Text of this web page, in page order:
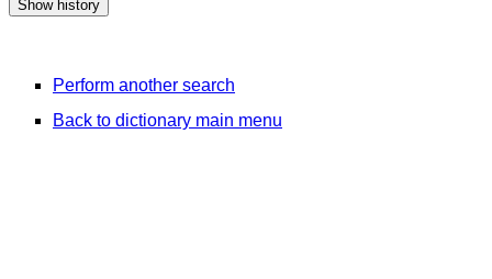
Perform another search
Back to dictionary main menu